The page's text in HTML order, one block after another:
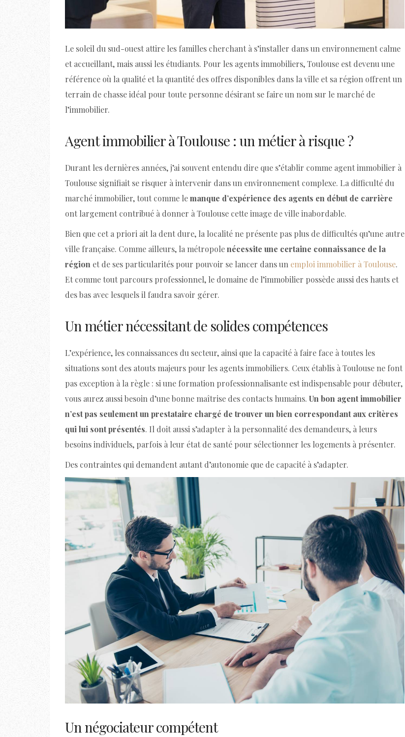
Le soleil du sud-ouest attire les familles cherchant à s’installer dans un environnement calme
et accueillant, mais aussi les étudiants. Pour les agents immobiliers, Toulouse est devenu une
référence où la qualité et la quantité des offres disponibles dans la ville et sa région offrent un
terrain de chasse idéal pour toute personne désirant se faire un nom sur le marché de
l’immobilier.
Agent immobilier à Toulouse : un métier à risque ?
Durant les dernières années, j’ai souvent entendu dire que s’établir comme agent immobilier à
Toulouse signifiait se risquer à intervenir dans un environnement complexe. La difficulté du
marché immobilier, tout comme lemanque d’expérience des agents en début de carrière
ont largement contribué à donner à Toulouse cette image de ville inabordable.
Bien que cet a priori ait la dent dure, la localité ne présente pas plus de difficultés qu’une autre
ville française. Comme ailleurs, la métropolenécessite une certaine connaissance de la
région et de ses particularités pour pouvoir se lancer dans un emploi immobilier à Toulouse.
Et comme tout parcours professionnel, le domaine de l’immobilier possède aussi des hauts et
des bas avec lesquels il faudra savoir gérer.
Un métier nécessitant de solides compétences
L’expérience, les connaissances du secteur, ainsi que la capacité à faire face à toutes les
situations sont des atouts majeurs pour les agents immobiliers. Ceux établis à Toulouse ne font
pas exception à la règle : si une formation professionnalisante est indispensable pour débuter,
vous aurez aussi besoin d’une bonne maîtrise des contacts humains. Un bon agent immobilier
n’est pas seulement un prestataire chargé de trouver un bien correspondant aux critères
qui lui sont présentés. Il doit aussi s’adapter à la personnalité des demandeurs, à leurs
besoins individuels, parfois à leur état de santé pour sélectionner les logements à présenter.
Des contraintes qui demandent autant d’autonomie que de capacité à s’adapter.
Un négociateur compétent